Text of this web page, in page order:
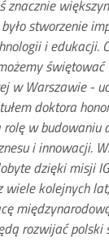
znacznie
stworzenie
i edukacji.
świętować
w Warszawie -
doktora
w budowaniu
i innowacji.
dzięki misji
wiele kolejnych
rozwijać polski